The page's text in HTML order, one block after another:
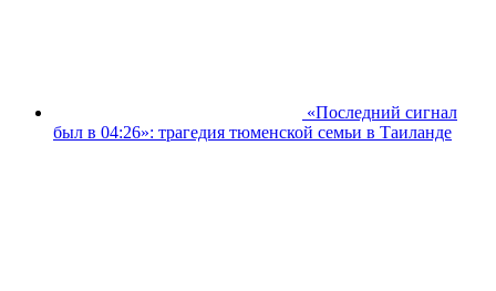
«Последний сигнал
был в 04:26»: трагедия тюменской семьи в Таиланде